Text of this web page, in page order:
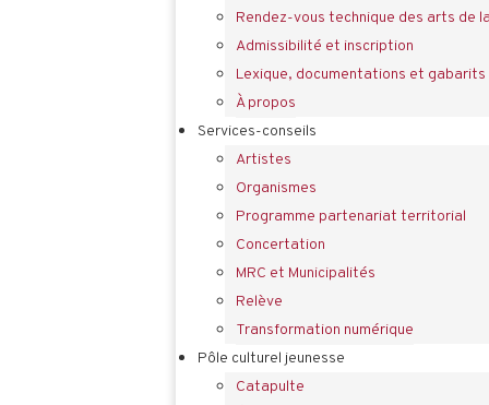
Rendez-vous technique des arts de
Admissibilité et inscription
Lexique, documentations et gabarits
À propos
Services-conseils
Artistes
Organismes
Programme partenariat territorial
Concertation
MRC et Municipalités
Relève
Transformation numérique
Pôle culturel jeunesse
Catapulte